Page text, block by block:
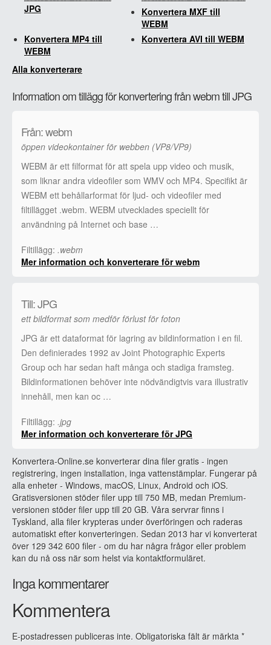
JPG
Konvertera MXF till
WEBM
Konvertera MP4 till
WEBM
Konvertera AVI till WEBM
Alla konverterare
Information om tillägg för konvertering från webm till JPG
Från: webm
öppen videokontainer för webben (VP8/VP9)
WEBM är ett filformat för att spela upp video och musik,
som liknar andra videofiler som WMV och MP4. Specifikt är
WEBM ett behållarformat för ljud- och videofiler med
filtillägget .webm. WEBM utvecklades speciellt för
användning på Internet och base …
Filtillägg: .webm
Mer information och konverterare för webm
Till: JPG
ett bildformat som medför förlust för foton
JPG är ett dataformat för lagring av bildinformation i en fil.
Den definierades 1992 av Joint Photographic Experts
Group och har sedan haft många och stadiga framsteg.
Bildinformationen behöver inte nödvändigtvis vara illustrativ
innehåll, men kan oc …
Filtillägg: .jpg
Mer information och konverterare för JPG
Konvertera-Online.se konverterar dina filer gratis - ingen
registrering, ingen installation, inga vattenstämplar. Fungerar på
alla enheter - Windows, macOS, Linux, Android och iOS.
Gratisversionen stöder filer upp till 750 MB, medan Premium-
versionen stöder filer upp till 20 GB. Våra servrar finns i
Tyskland, alla filer krypteras under överföringen och raderas
automatiskt efter konverteringen. Sedan 2013 har vi konverterat
över 129 342 600 filer - om du har några frågor eller problem
kan du nå oss när som helst via kontaktformuläret.
Inga kommentarer
Kommentera
E-postadressen publiceras inte. Obligatoriska fält är märkta *